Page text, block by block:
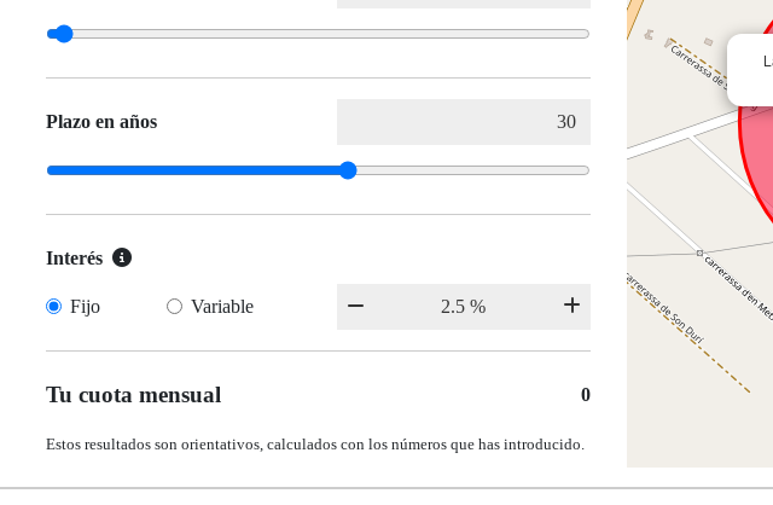
Plazo en años
Interés
Fijo Variable
Tu cuota mensual 0
Estos resultados son orientativos, calculados con los números que has introducido.